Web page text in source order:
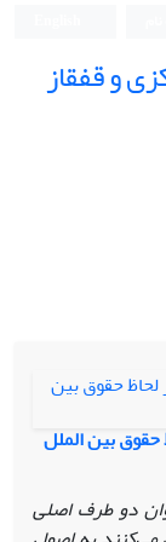
و قفقاز
حقوق بین الملل
دو طرف اصلی